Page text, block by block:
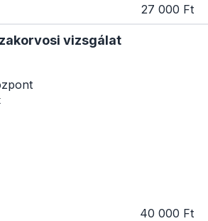
27 000 Ft
vizsgálat
40 000 Ft